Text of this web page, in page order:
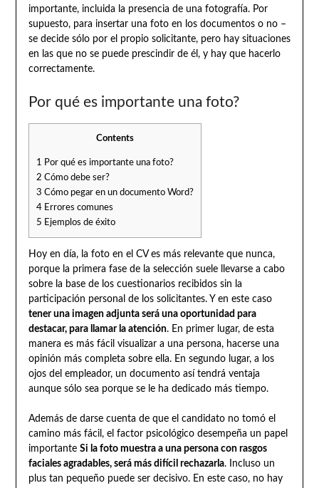
importante, incluida la presencia de una fotografía. Por
supuesto, para insertar una foto en los documentos o no –
se decide sólo por el propio solicitante, pero hay situaciones
en las que no se puede prescindir de él, y hay que hacerlo
correctamente.
Por qué es importante una foto?
Contents
1 Por qué es importante una foto?
2 Cómo debe ser?
3 Cómo pegar en un documento Word?
4Errores comunes
5 Ejemplos de éxito
Hoy en día, la foto en el CV es más relevante que nunca,
porque la primera fase de la selección suele llevarse a cabo
sobre la base de los cuestionarios recibidos sin la
participación personal de los solicitantes. Y en este caso
tener una imagen adjunta será una oportunidad para
destacar, para llamar la atención. En primer lugar, de esta
manera es más fácil visualizar a una persona, hacerse una
opinión más completa sobre ella. En segundo lugar, a los
ojos del empleador, un documento así tendrá ventaja
aunque sólo sea porque se le ha dedicado más tiempo.
Además de darse cuenta de que el candidato no tomó el
camino más fácil, el factor psicológico desempeña un papel
importante Si la foto muestra a una persona con rasgos
faciales agradables, será más difícil rechazarla. Incluso un
plus tan pequeño puede ser decisivo. En este caso, no hay